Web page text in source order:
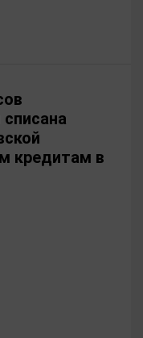
кредитам в
области. В 2003
финансовой
награждена
России - Медалью
детей.